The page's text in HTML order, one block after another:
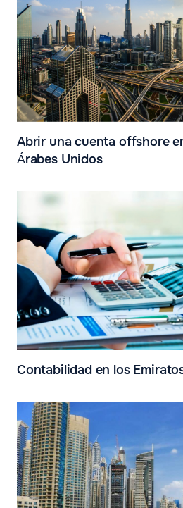
Abrir una cuenta offshore
Árabes Unidos
Contabilidad en los